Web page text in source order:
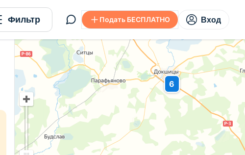
Фильтр Подать БЕСПЛАТНО Вход
6